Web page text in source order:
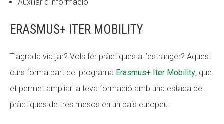
Auxiliar d’informació
ERASMUS+ ITER MOBILITY
T’agrada viatjar? Vols fer pràctiques a l’estranger? Aquest
curs forma part del programa Erasmus+ Iter Mobility, que
et permet ampliar la teva formació amb una estada de
pràctiques de tres mesos en un país europeu.